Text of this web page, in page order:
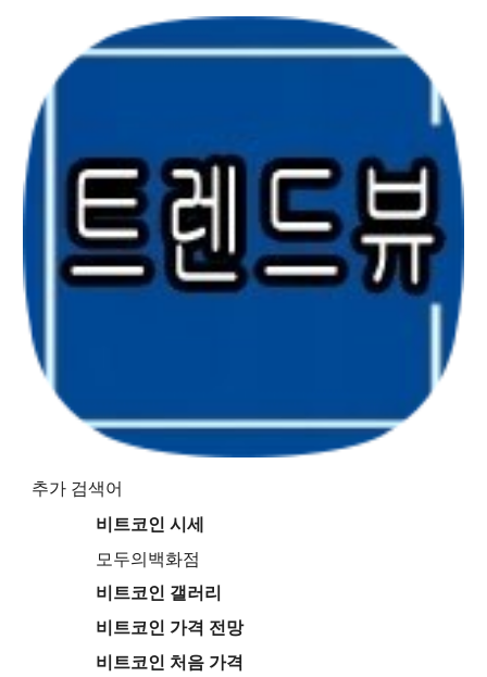
추가 검색어
비트코인 시세
모두의백화점
비트코인 갤러리
비트코인 가격 전망
비트코인 처음 가격